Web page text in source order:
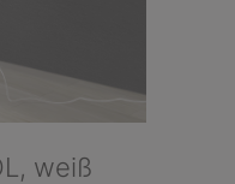
weiß